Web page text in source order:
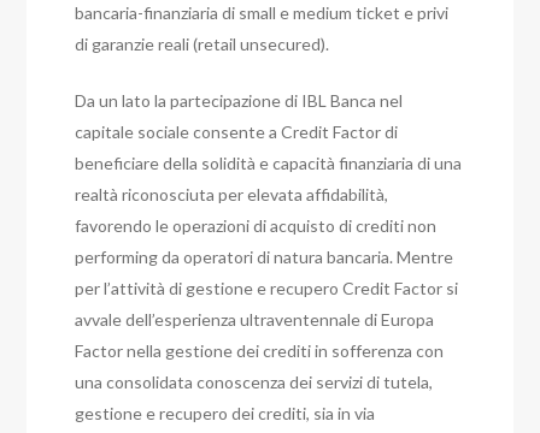
bancaria-finanziaria di small e medium ticket e privi
di garanzie reali (retail unsecured).
Da un lato la partecipazione di IBL Banca nel
capitale sociale consente a Credit Factor di
beneficiare della solidità e capacità finanziaria di una
realtà riconosciuta per elevata affidabilità,
favorendo le operazioni di acquisto di crediti non
performing da operatori di natura bancaria. Mentre
per l’attività di gestione e recupero Credit Factor si
avvale dell’esperienza ultraventennale di Europa
Factor nella gestione dei crediti in sofferenza con
una consolidata conoscenza dei servizi di tutela,
gestione e recupero dei crediti, sia in via